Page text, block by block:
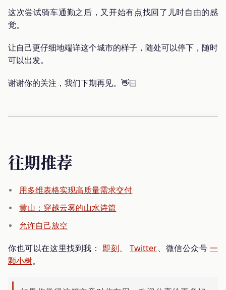
这次尝试骑车通勤之后，又开始有点找回了儿时自由的感
觉。
让自己更仔细地端详这个城市的样子，随处可以停下，随时
可以出发。
谢谢你的关注，我们下期再见。👋🏻
往期推荐
用多维表格实现高质量需求交付
黄山：穿越云雾的山水诗篇
允许自己放空
你也可以在这里找到我： 即刻、Twitter、微信公众号一
颗小树。